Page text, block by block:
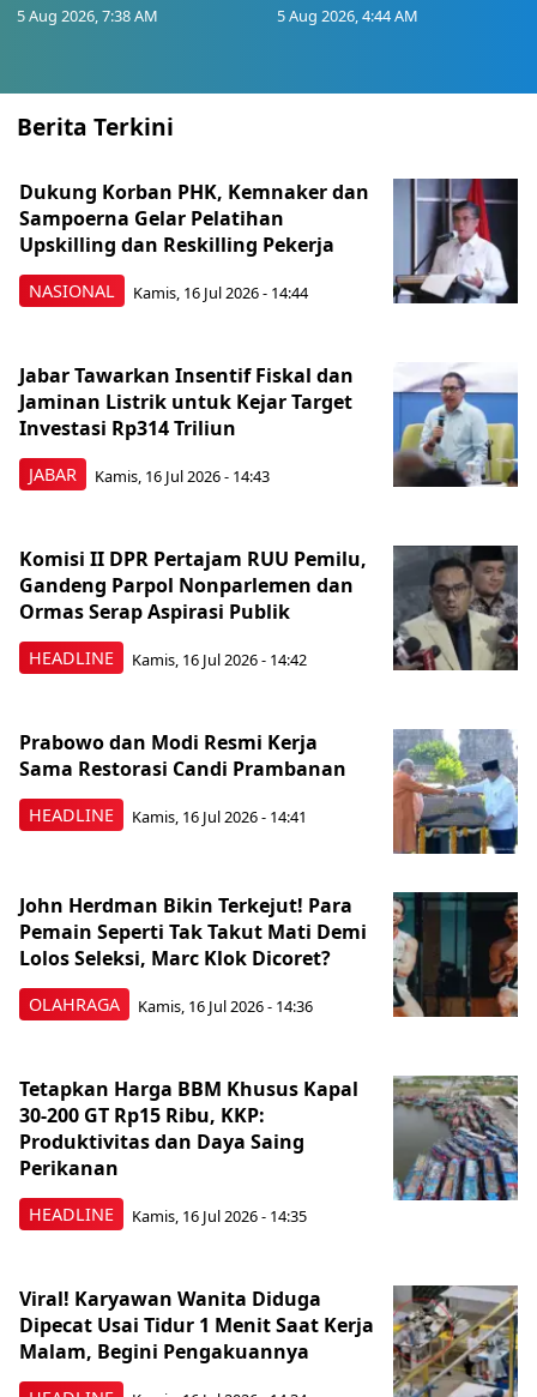
5 Aug 2026, 7:38 AM 5 Aug 2026, 4:44 AM
Berita Terkini
NASIONAL
Dukung Korban PHK, Kemnaker dan
Sampoerna Gelar Pelatihan
Upskilling dan Reskilling Pekerja
Kamis, 16 Jul 2026 - 14:44
JABAR
Jabar Tawarkan Insentif Fiskal dan
Jaminan Listrik untuk Kejar Target
Investasi Rp314 Triliun
Kamis, 16 Jul 2026 - 14:43
HEADLINE
Komisi II DPR Pertajam RUU Pemilu,
Gandeng Parpol Nonparlemen dan
Ormas Serap Aspirasi Publik
Kamis, 16 Jul 2026 - 14:42
HEADLINE
Prabowo dan Modi Resmi Kerja
Sama Restorasi Candi Prambanan
Kamis, 16 Jul 2026 - 14:41
OLAHRAGA
John Herdman Bikin Terkejut! Para
Pemain Seperti Tak Takut Mati Demi
Lolos Seleksi, Marc Klok Dicoret?
Kamis, 16 Jul 2026 - 14:36
HEADLINE
Tetapkan Harga BBM Khusus Kapal
30-200 GT Rp15 Ribu, KKP:
Produktivitas dan Daya Saing
Perikanan
Kamis, 16 Jul 2026 - 14:35
Viral! Karyawan Wanita Diduga
Dipecat Usai Tidur 1 Menit Saat Kerja
Malam, Begini Pengakuannya